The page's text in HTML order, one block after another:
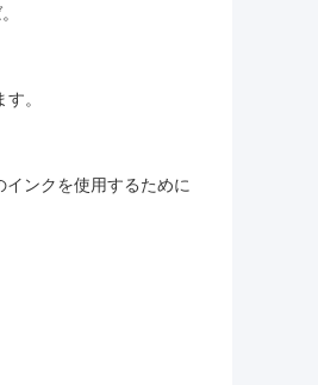
。
ンクを使用するために